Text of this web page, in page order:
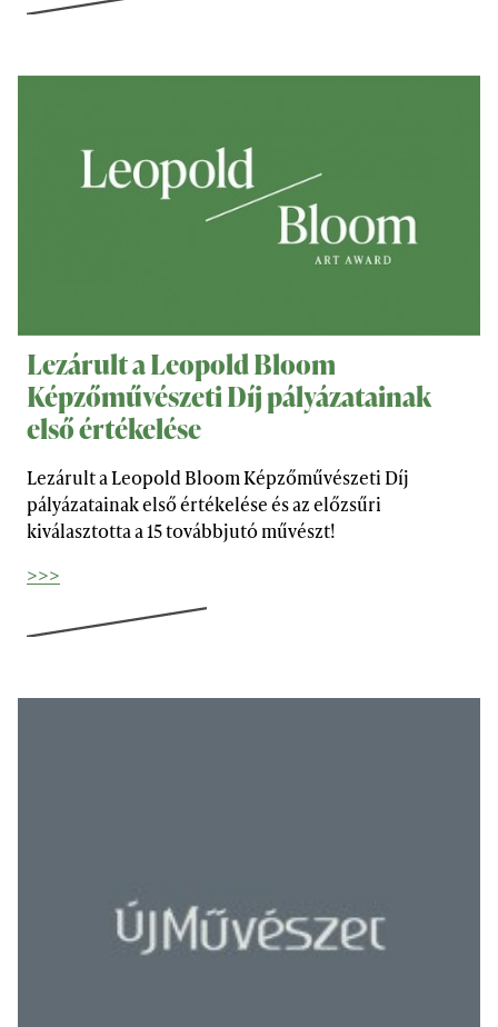
Lezárult a Leopold Bloom
Képzőművészeti Díj pályázatainak
első értékelése
Lezárult a Leopold Bloom Képzőművészeti Díj
pályázatainak első értékelése és az előzsűri
kiválasztotta a 15 továbbjutó művészt!
>>>